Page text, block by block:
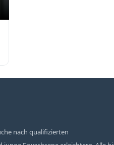
nach qualifizierten